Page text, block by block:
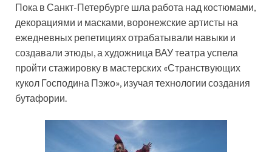
Пока в Санкт-Петербурге шла работа над костюмами,
декорациями и масками, воронежские артисты на
ежедневных репетициях отрабатывали навыки и
создавали этюды, а художница ВАУ театра успела
пройти стажировку в мастерских «Странствующих
кукол Господина Пэжо», изучая технологии создания
бутафории.